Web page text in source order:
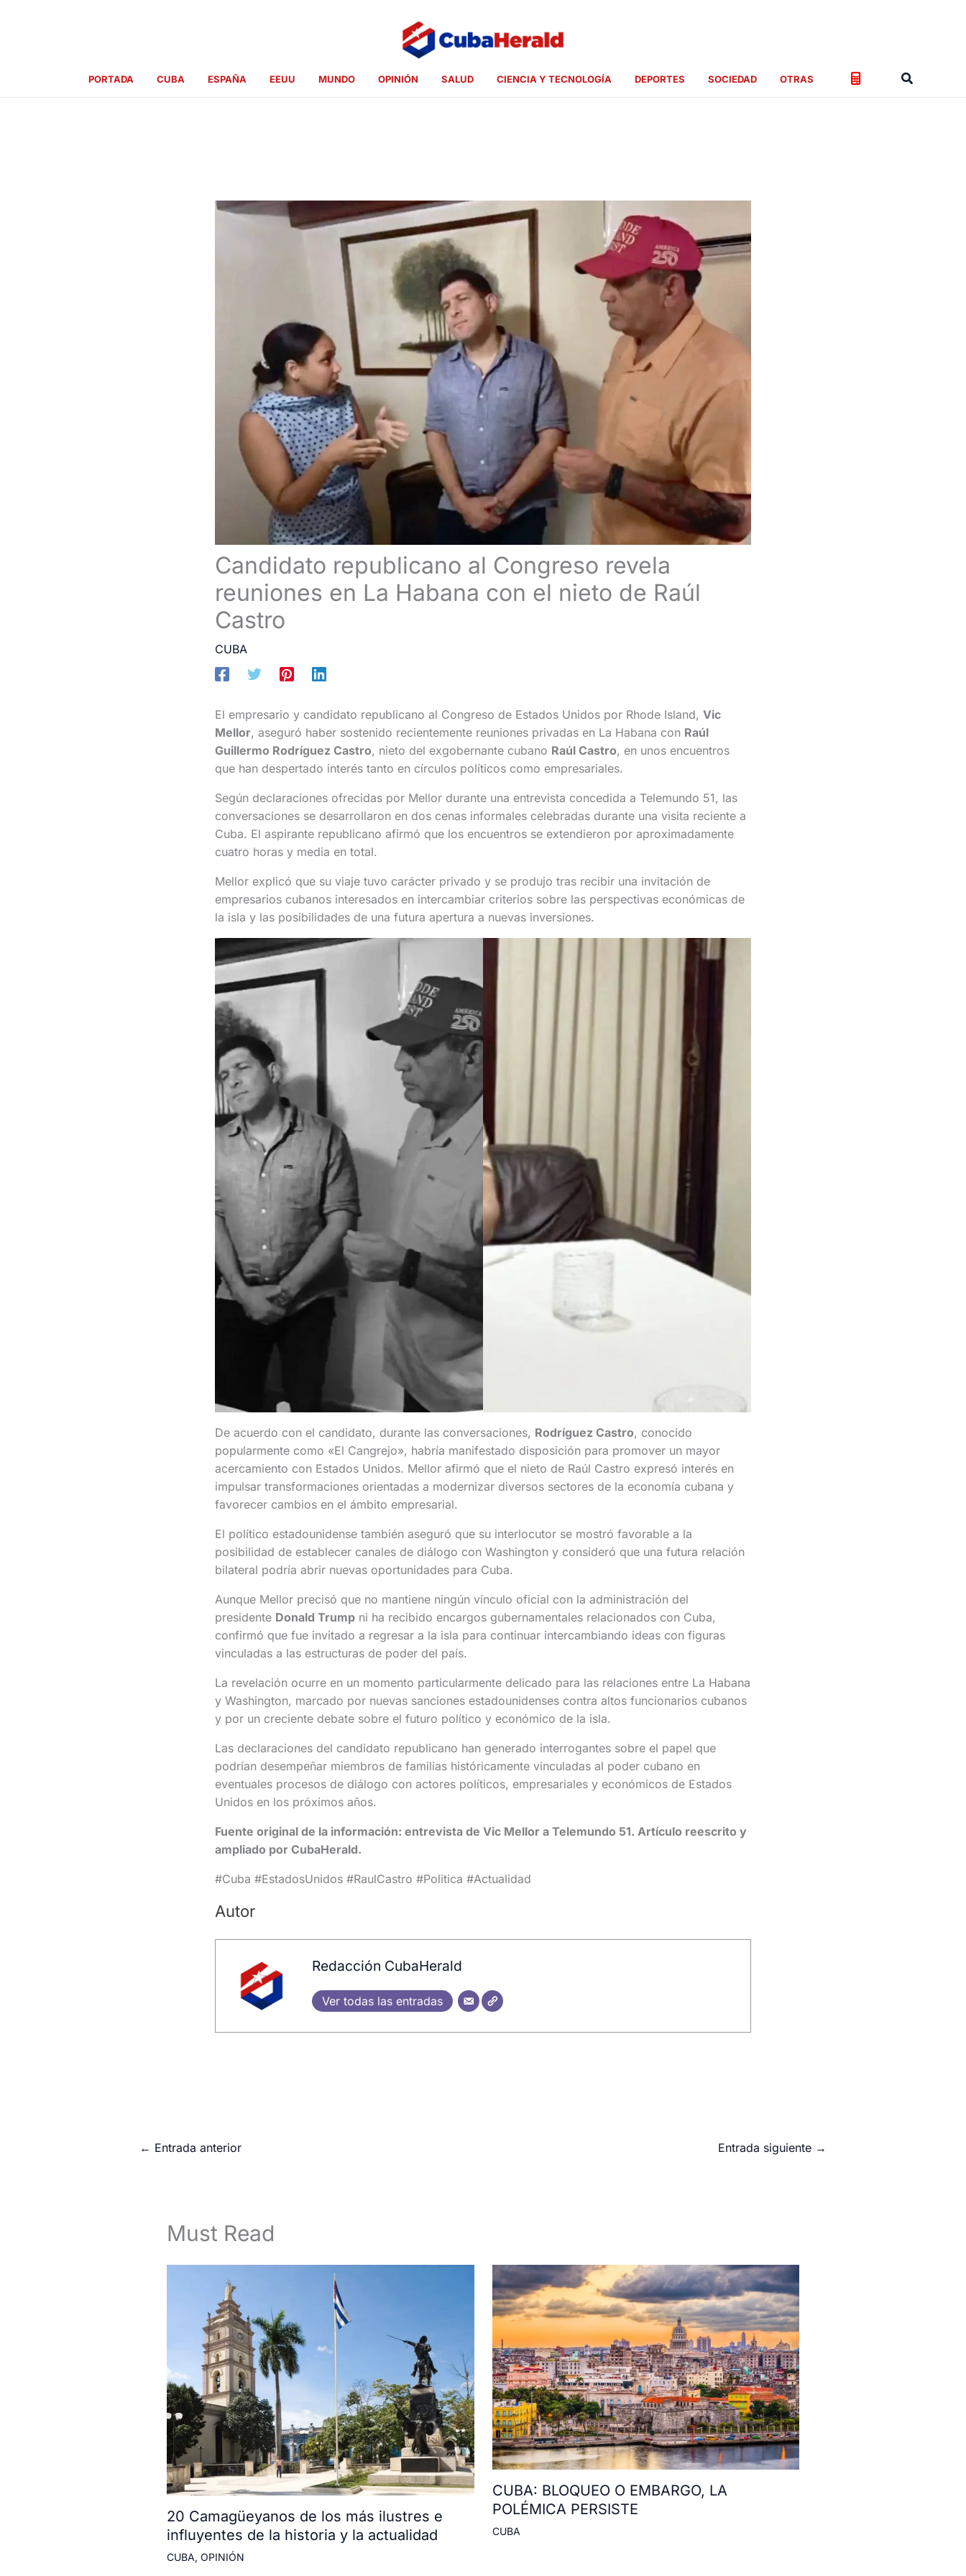
PORTADA CUBA ESPAÑA EEUU MUNDO OPINIÓN SALUD CIENCIA Y TECNOLOGÍA DEPORTES SOCIEDAD OTRAS Buscar
Candidato republicano al Congreso revela
reuniones en La Habana con el nieto de Raúl
Castro
CUBA
El empresario y candidato republicano al Congreso de Estados Unidos por Rhode Island, Vic
Mellor, aseguró haber sostenido recientemente reuniones privadas en La Habana con Raúl
Guillermo Rodríguez Castro, nieto del exgobernante cubano Raúl Castro, en unos encuentros
que han despertado interés tanto en círculos políticos como empresariales.
Según declaraciones ofrecidas por Mellor durante una entrevista concedida a Telemundo 51, las
conversaciones se desarrollaron en dos cenas informales celebradas durante una visita reciente a
Cuba. El aspirante republicano afirmó que los encuentros se extendieron por aproximadamente
cuatro horas y media en total.
Mellor explicó que su viaje tuvo carácter privado y se produjo tras recibir una invitación de
empresarios cubanos interesados en intercambiar criterios sobre las perspectivas económicas de
la isla y las posibilidades de una futura apertura a nuevas inversiones.
De acuerdo con el candidato, durante las conversaciones, Rodríguez Castro, conocido
popularmente como «El Cangrejo», habría manifestado disposición para promover un mayor
acercamiento con Estados Unidos. Mellor afirmó que el nieto de Raúl Castro expresó interés en
impulsar transformaciones orientadas a modernizar diversos sectores de la economía cubana y
favorecer cambios en el ámbito empresarial.
El político estadounidense también aseguró que su interlocutor se mostró favorable a la
posibilidad de establecer canales de diálogo con Washington y consideró que una futura relación
bilateral podría abrir nuevas oportunidades para Cuba.
Aunque Mellor precisó que no mantiene ningún vínculo oficial con la administración del
presidente Donald Trumpni ha recibido encargos gubernamentales relacionados con Cuba,
confirmó que fue invitado a regresar a la isla para continuar intercambiando ideas con figuras
vinculadas a las estructuras de poder del país.
La revelación ocurre en un momento particularmente delicado para las relaciones entre La Habana
y Washington, marcado por nuevas sanciones estadounidenses contra altos funcionarios cubanos
y por un creciente debate sobre el futuro político y económico de la isla.
Las declaraciones del candidato republicano han generado interrogantes sobre el papel que
podrían desempeñar miembros de familias históricamente vinculadas al poder cubano en
eventuales procesos de diálogo con actores políticos, empresariales y económicos de Estados
Unidos en los próximos años.
Fuente original de la información: entrevista de Vic Mellor a Telemundo 51. Artículo reescrito y
ampliado por CubaHerald.
#Cuba #EstadosUnidos #RaulCastro #Politica #Actualidad
Autor
Redacción CubaHerald
Ver todas las entradas
← Entrada anterior Entrada siguiente →
Must Read
20 Camagüeyanos de los más ilustres e
influyentes de la historia y la actualidad
CUBA, OPINIÓN
CUBA: BLOQUEO O EMBARGO, LA
POLÉMICA PERSISTE
CUBA